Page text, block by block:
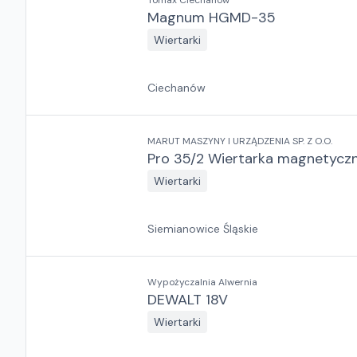
Magnum HGMD-35
Wiertarki
Ciechanów
MARUT MASZYNY I URZĄDZENIA SP. Z O.O.
Pro 35/2 Wiertarka
Wiertarki
Siemianowice Śląskie
Wypożyczalnia Alwernia
DEWALT 18V
Wiertarki